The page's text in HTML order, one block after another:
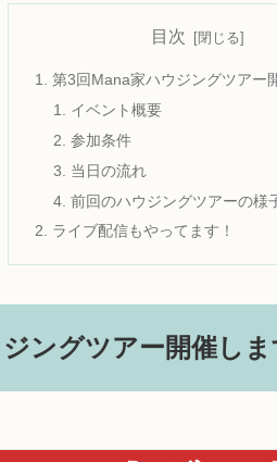
目次
第3回Mana家ハウジングツアー
イベント概要
参加条件
当日の流れ
前回のハウジングツアーの様
ライブ配信もやってます！
ングツアー開催しま